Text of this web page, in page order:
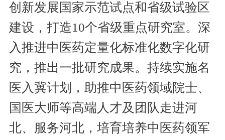
创新发展国家示范试点和省级试验区
建设，打造10个省级重点研究室。深
入推进中医药定量化标准化数字化研
究，推出一批研究成果。持续实施名
医入冀计划，助推中医药领域院士、
国医大师等高端人才及团队走进河
北、服务河北，培育培养中医药领军